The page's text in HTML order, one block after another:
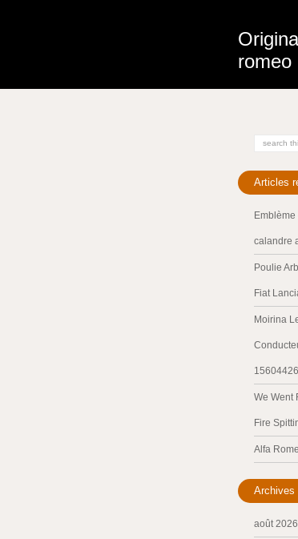
romeo
Articles
calandre
Poulie
Fiat
Moirina
We Went
Fire
Alfa
Archives
août 2026